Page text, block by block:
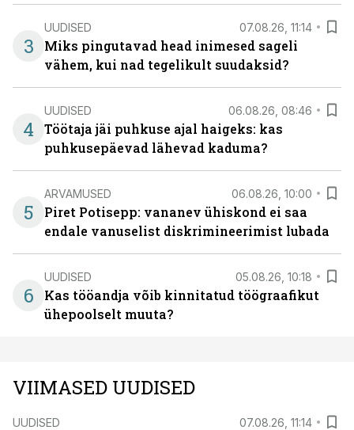
3
UUDISED 07.08.26, 11:14
Miks pingutavad head inimesed sageli
vähem, kui nad tegelikult suudaksid?
4
UUDISED 06.08.26, 08:46
Töötaja jäi puhkuse ajal haigeks: kas
puhkusepäevad lähevad kaduma?
5
ARVAMUSED 06.08.26, 10:00
Piret Potisepp: vananev ühiskond ei saa
endale vanuselist diskrimineerimist lubada
6
UUDISED 05.08.26, 10:18
Kas tööandja võib kinnitatud töögraafikut
ühepoolselt muuta?
VIIMASED UUDISED
UUDISED 07.08.26, 11:14